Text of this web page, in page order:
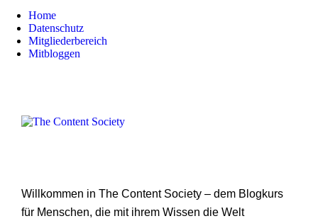
Home
Datenschutz
Mitgliederbereich
Mitbloggen
Willkommen in The Content Society – dem Blogkurs
für Menschen, die mit ihrem Wissen die Welt